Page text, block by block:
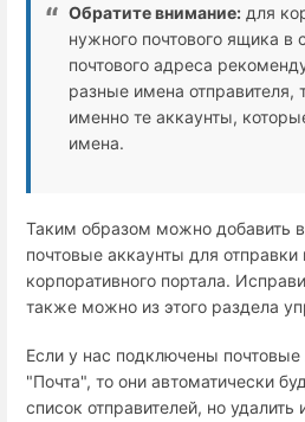
Обратите внимание: для
нужного почтового ящика в
почтового адреса
разные имена отправителя,
именно те аккаунты,
имена.
Таким образом можно добавить
почтовые аккаунты для отправки
корпоративного портала.
также можно из этого раздела
Если у нас подключены
"Почта", то они автоматически
список отправителей, но удалить